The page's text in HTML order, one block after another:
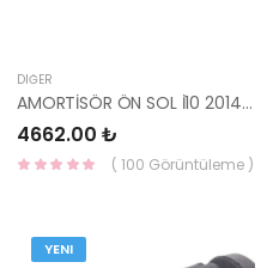
DIĞER
AMORTİSÖR ÖN SOL İ10 2014- 54650-B9000 YS
4662.00 ₺
( 100 Görüntüleme )
YENI